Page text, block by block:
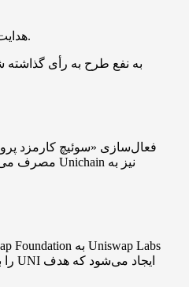
حکمرانی یونی‌سواپ طرح موسوم به UNIfication را با حمایت نزدیک به اتفاق آرا تصویب کرد؛ این مصوبه مدل اقتصادی پروتکل را به مسیر کمّی کاهنده عرضه UNI هدایت می‌کند.